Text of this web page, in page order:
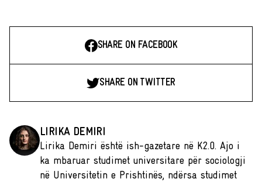
SHARE ON FACEBOOK
SHARE ON TWITTER
LIRIKA DEMIRI
Lirika Demiri është ish-gazetare në K2.0. Ajo i
ka mbaruar studimet universitare për sociologji
në Universitetin e Prishtinës, ndërsa studimet